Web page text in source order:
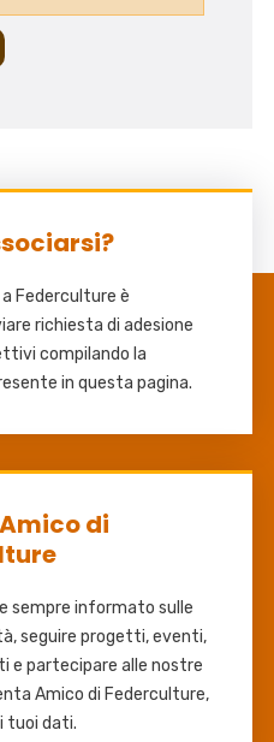
Federculture è
richiesta di adesione
compilando la
in questa pagina.
di
sempre informato sulle
seguire progetti, eventi,
e partecipare alle nostre
Amico di Federculture,
tuoi dati.